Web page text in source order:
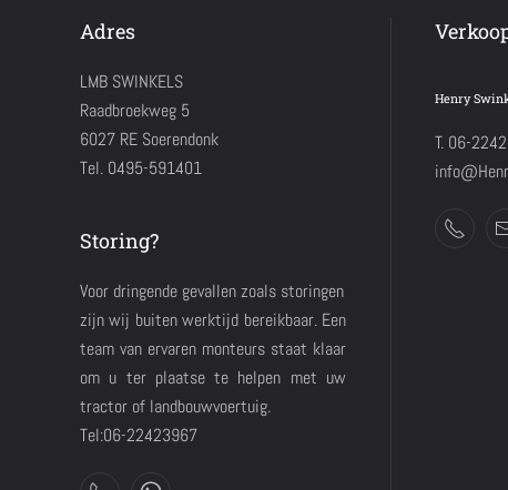
Adres
LMB SWINKELS
Raadbroekweg 5
6027 RE Soerendonk
Tel. 0495-591401
Storing?
Voor dringende gevallen zoals storingen
zijn wij buiten werktijd bereikbaar. Een
team van ervaren monteurs staat klaar
om u ter plaatse te helpen met uw
tractor of landbouwvoertuig.
Tel:06-22423967
Henry
T. 06-